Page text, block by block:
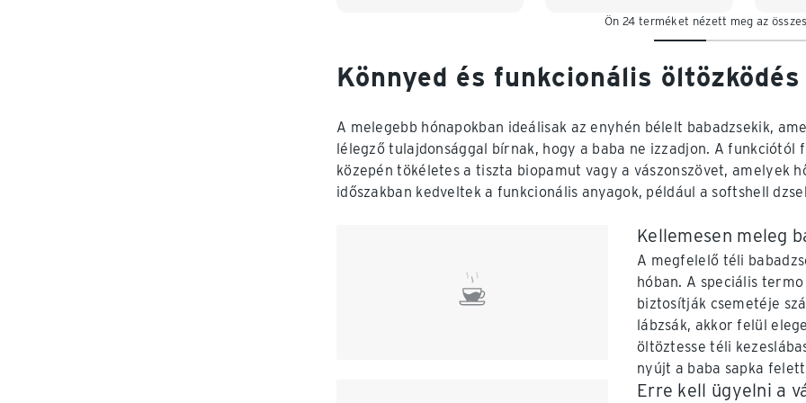
Ön 24 terméket nézett meg az
Könnyed és funkcionális
A melegebb hónapokban ideálisak az enyhén bélelt babadzsekik,
lélegző tulajdonsággal bírnak, hogy a baba ne izzadjon. A funkciótól
közepén tökéletes a tiszta biopamut vagy a vászonszövet, amelyek
időszakban kedveltek a funkcionális anyagok, például a softshell
Kellemesen meleg
A megfelelő téli
hóban. A speciális
biztosítják csemetéje
lábzsák, akkor felül
öltöztesse téli
nyújt a baba sapka
Erre kell ügyelni a